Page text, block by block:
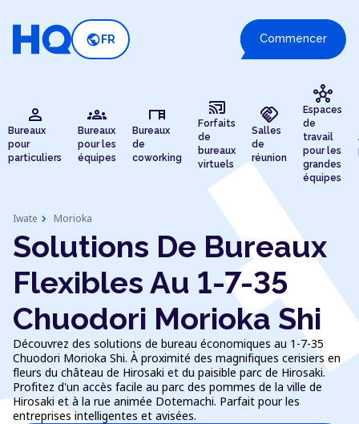
public FR Commencer
person
Bureaux
pour
particuliers
groups
Bureaux
pour les
équipes
desk
Bureaux
de
coworking
cast_connected
Forfaits
de
bureaux
virtuels
handshake
Salles
de
réunion
hub
Espaces
de
travail
pour les
grandes
équipes
Iwate chevron_right Morioka
Solutions De Bureaux
Flexibles Au 1-7-35
Chuodori Morioka Shi
Découvrez des solutions de bureau économiques au 1-7-35
Chuodori Morioka Shi. À proximité des magnifiques cerisiers en
fleurs du château de Hirosaki et du paisible parc de Hirosaki.
Profitez d'un accès facile au parc des pommes de la ville de
Hirosaki et à la rue animée Dotemachi. Parfait pour les
entreprises intelligentes et avisées.